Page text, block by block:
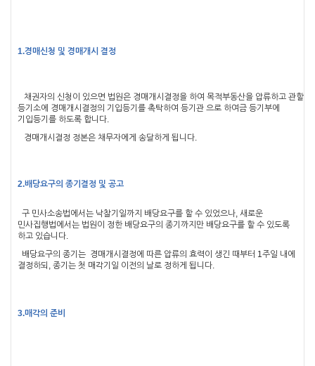
1.경매신청 및 경매개시 결정
채권자의 신청이 있으면 법원은 경매개시결정을 하여 목적부동산을 압류하고 관할
등기소에 경매개시결정의 기입등기를 촉탁하여 등기관 으로 하여금 등기부에
기입등기를 하도록 합니다
경매개시결정 정본은 채무자에게 송달하게 됩니다
2.배당요구의 종기결정 및 공고
구 민사소송법에서는 낙찰기일까지 배당요구를 할 수 있었으나 새로운
민사집행법에서는 법원이 정한 배당요구의 종기까지만 배당요구를 할 수 있도록
하고 있습니다
배당요구의 종기는 경매개시결정에 따른 압류의 효력이 생긴 때부터 1 주일 내에
결정하되 종기는 첫 매각기일 이전의 날로 정하게 됩니다
3.매각의 준비